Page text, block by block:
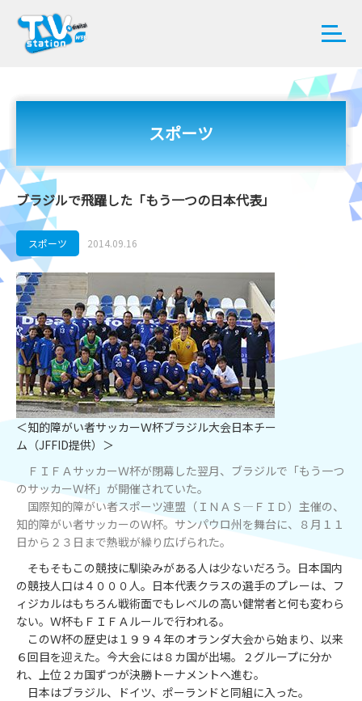
スポーツ
ブラジルで飛躍した「もう一つの日本代表」
スポーツ 2014.09.16
＜知的障がい者サッカーＷ杯ブラジル大会日本チー
ム（JFFID提供）＞
ＦＩＦＡサッカーＷ杯が閉幕した翌月、ブラジルで「もう一つ
のサッカーＷ杯」が開催されていた。
国際知的障がい者スポーツ連盟（ＩＮＡＳ―ＦＩＤ）主催の、
知的障がい者サッカーのＷ杯。サンパウロ州を舞台に、８月１１
日から２３日まで熱戦が繰り広げられた。
そもそもこの競技に馴染みがある人は少ないだろう。日本国内
の競技人口は４０００人。日本代表クラスの選手のプレーは、フ
ィジカルはもちろん戦術面でもレベルの高い健常者と何も変わら
ない。Ｗ杯もＦＩＦＡルールで行われる。
このＷ杯の歴史は１９９４年のオランダ大会から始まり、以来
６回目を迎えた。今大会には８カ国が出場。２グループに分か
れ、上位２カ国ずつが決勝トーナメントへ進む。
日本はブラジル、ドイツ、ポーランドと同組に入った。